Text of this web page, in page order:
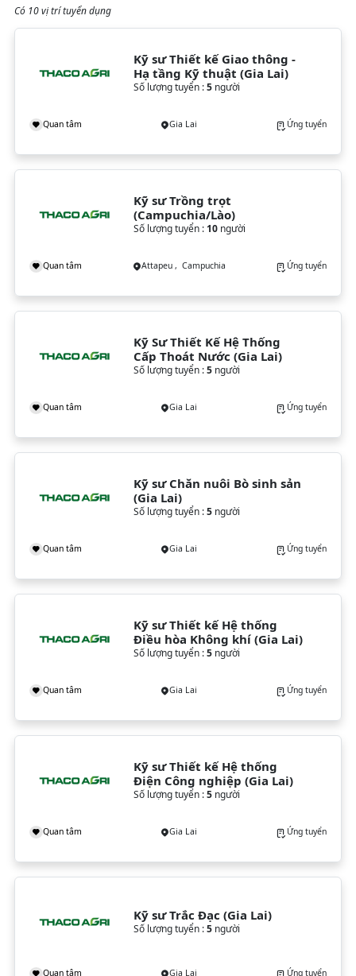
Có 10 vị trí tuyển dụng
Kỹ sư Thiết kế Giao thông -
Hạ tầng Kỹ thuật (Gia Lai)
Số lượng tuyển :5người
Quan tâm Gia Lai Ứng tuyển
Kỹ sư Trồng trọt
(Campuchia/Lào)
Số lượng tuyển : 10người
Quan tâm Attapeu , Campuchia Ứng tuyển
Kỹ Sư Thiết Kế Hệ Thống
Cấp Thoát Nước (Gia Lai)
Số lượng tuyển :5người
Quan tâm Gia Lai Ứng tuyển
Kỹ sư Chăn nuôi Bò sinh sản
(Gia Lai)
Số lượng tuyển :5người
Quan tâm Gia Lai Ứng tuyển
Kỹ sư Thiết kế Hệ thống
Điều hòa Không khí (Gia Lai)
Số lượng tuyển :5người
Quan tâm Gia Lai Ứng tuyển
Kỹ sư Thiết kế Hệ thống
Điện Công nghiệp (Gia Lai)
Số lượng tuyển :5người
Quan tâm Gia Lai Ứng tuyển
Kỹ sư Trắc Đạc (Gia Lai)
Số lượng tuyển :5người
Quan tâm Gia Lai Ứng tuyển